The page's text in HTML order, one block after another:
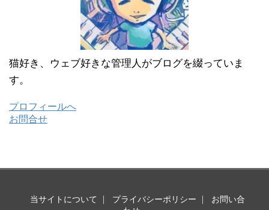
猫好き、ウェブ好きな管理人がブログを綴っていま
す。
プロフィールへ
お問合せ
当サイトについて プライバシーポリシー
お問い合